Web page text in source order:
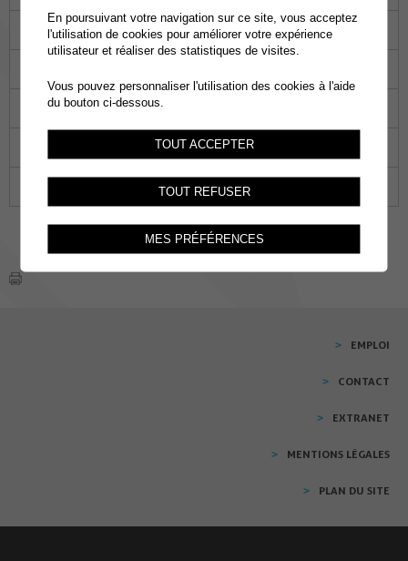
03 04 05 06 07
17 18
26 27
02
EMPLOI
CONTACT
EXTRANET
MENTIONS LÉGALES
PLAN DU SITE
En poursuivant votre navigation sur ce site, vous acceptez
l'utilisation de cookies pour améliorer votre expérience
utilisateur et réaliser des statistiques de visites.
Vous pouvez personnaliser l'utilisation des cookies à l'aide
du bouton ci-dessous.
TOUT ACCEPTER
TOUT REFUSER
MES PRÉFÉRENCES